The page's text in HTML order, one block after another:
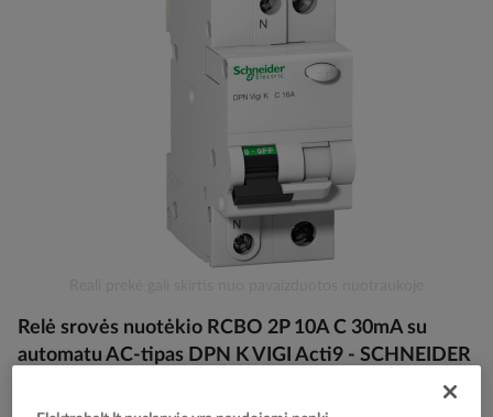
the
beginning
Relė srovės nuotėkio RCBO 2P 10A C 30mA su
automatu AC-tipas DPN K VIGI Acti9 - SCHNEIDER